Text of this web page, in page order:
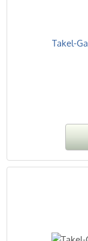
Takel-